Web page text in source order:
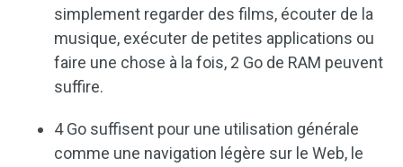
simplement regarder des films, écouter de la
musique, exécuter de petites applications ou
faire une chose à la fois, 2 Go de RAM peuvent
suffire.
4 Go suffisent pour une utilisation générale
comme une navigation légère sur le Web, le